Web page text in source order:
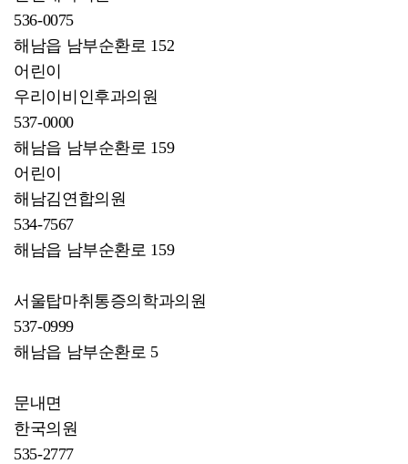
536-0075
해남읍 남부순환로 152
어린이
우리이비인후과의원
537-0000
해남읍 남부순환로 159
어린이
해남김연합의원
534-7567
해남읍 남부순환로 159
서울탑마취통증의학과의원
537-0999
해남읍 남부순환로 5
문내면
한국의원
535-2777